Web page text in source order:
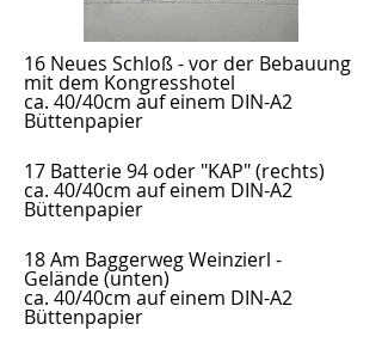
16 Neues Schloß - vor der Bebauung
mit dem Kongresshotel
ca. 40/40cm auf einem DIN-A2
Büttenpapier
17 Batterie 94 oder "KAP"(rechts)
ca. 40/40cm auf einem DIN-A2
Büttenpapier
18 Am Baggerweg Weinzierl -
Gelände(unten)
ca. 40/40cm auf einem DIN-A2
Büttenpapier